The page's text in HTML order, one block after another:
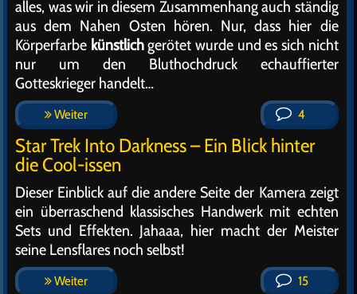
alles, was wir in diesem Zusammenhang auch ständig
aus dem Nahen Osten hören. Nur, dass hier die
Körperfarbe künstlichgerötet wurde und es sich nicht
nur um den Bluthochdruck echauffierter
Gotteskrieger handelt…
Weiter 4
Star Trek Into Darkness – Ein Blick hinter
die Cool-issen
Dieser Einblick auf die andere Seite der Kamera zeigt
ein überraschend klassisches Handwerk mit echten
Sets und Effekten. Jahaaa, hier macht der Meister
seine Lensflares noch selbst!
Weiter 15